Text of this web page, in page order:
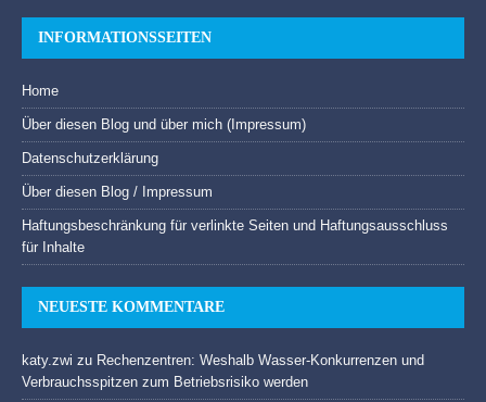
INFORMATIONSSEITEN
Home
Über diesen Blog und über mich (Impressum)
Datenschutzerklärung
Über diesen Blog / Impressum
Haftungsbeschränkung für verlinkte Seiten und Haftungsausschluss
für Inhalte
NEUESTE KOMMENTARE
katy.zwi zu Rechenzentren: Weshalb Wasser-Konkurrenzen und
Verbrauchsspitzen zum Betriebsrisiko werden